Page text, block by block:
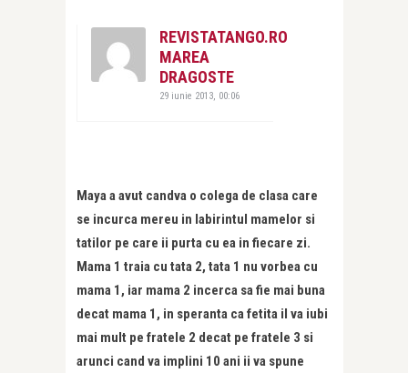
REVISTATANGO.RO
MAREA
DRAGOSTE
29 iunie 2013, 00:06
Maya a avut candva o colega de clasa care
se incurca mereu in labirintul mamelor si
tatilor pe care ii purta cu ea in fiecare zi.
Mama 1 traia cu tata 2, tata 1 nu vorbea cu
mama 1, iar mama 2 incerca sa fie mai buna
decat mama 1, in speranta ca fetita il va iubi
mai mult pe fratele 2 decat pe fratele 3 si
arunci cand va implini 10 ani ii va spune